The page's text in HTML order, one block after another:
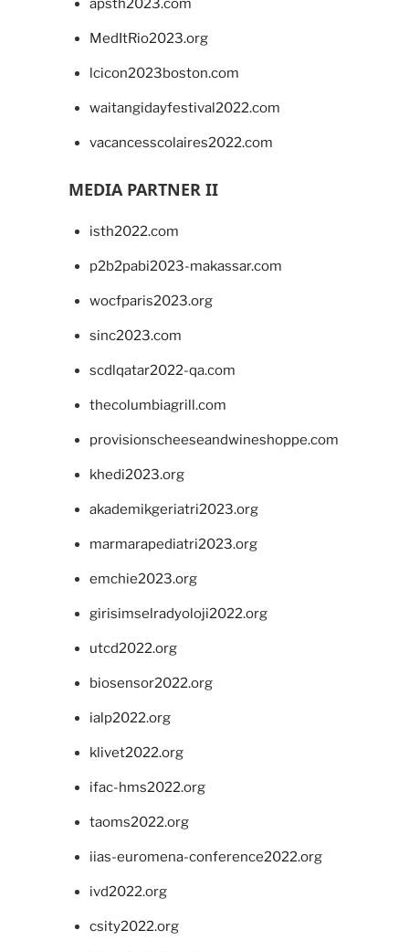
apsth2023.com
MedItRio2023.org
lcicon2023boston.com
waitangidayfestival2022.com
vacancesscolaires2022.com
MEDIA PARTNER II
isth2022.com
p2b2pabi2023-makassar.com
wocfparis2023.org
sinc2023.com
scdlqatar2022-qa.com
thecolumbiagrill.com
provisionscheeseandwineshoppe.com
khedi2023.org
akademikgeriatri2023.org
marmarapediatri2023.org
emchie2023.org
girisimselradyoloji2022.org
utcd2022.org
biosensor2022.org
ialp2022.org
klivet2022.org
ifac-hms2022.org
taoms2022.org
iias-euromena-conference2022.org
ivd2022.org
csity2022.org